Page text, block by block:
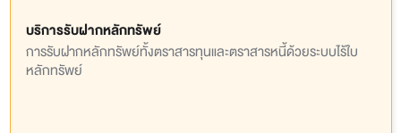
บริการรับฝากหลักทรัพย์
การรับฝากหลักทรัพย์ทั้งตราสารทุนและตราสารหนี้ด้วยระบบไร้ใบ
หลักทรัพย์